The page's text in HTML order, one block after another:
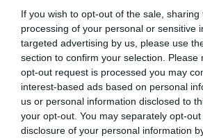
If you wish to opt-out of the sale,
processing of your personal or sensitive
targeted advertising by us, please use
section to confirm your selection. Please
opt-out request is processed you may
interest-based ads based on personal
us or personal information disclosed to
your opt-out. You may separately opt-
disclosure of your personal information
απαντά κανείς- η κλήση σας
καλέστε αργότερα και τα συναφή.
ύστερα, μα δεν υπάρχει ύστερα».
Στο σταχτί πρόσωπο που κάποτε
να λέω: «Την πουτσίσαμε», ενώ στην
φώναξα «Και μετά σου λέει θάνατος
που χτυπιούνται στους μαύρους